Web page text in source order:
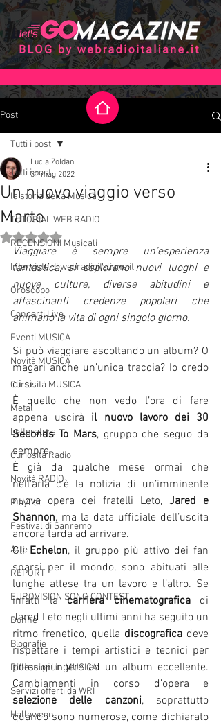
Post
Tutti i post
la storia della Musica
TUTORIAL WEB RADIO
RECENSIONI Musicali
Interviste di webradioitaliane.it
Oroscopo
Concerti Live
Eventi MUSICA
Novità MUSICA
Curiosità MUSICA
Metal
Letteratura
Curiosità Radio
Novità RADIO
Playlist
Festival di Sanremo
Arte
REPORT
EUROVISION SONG CONTEST
Donne
Biografie
Riflessioni in MUSICA
Servizi offerti da WRI
Halloween
Tutti i post
Un nuovo viaggio verso
Marte
Lucia Zoldan
31 mag 2022
Valutazione NaN stelle su 5.
Viaggiare è sempre un’esperienza
fantastica, si esplorano nuovi luoghi e
nuove culture, diverse abitudini e
affascinanti credenze popolari che
animano la vita di ogni singolo giorno.
Si può viaggiare ascoltando un album? O
magari anche un’unica traccia? Io credo
di sì.
È quello che non vedo l’ora di fare
appena uscirà il nuovo lavoro dei 30
Seconds To Mars, gruppo che seguo da
sempre.
È già da qualche mese ormai che
nell’aria c’è la notizia di un’imminente
nuova opera dei fratelli Leto, Jared e
Shannon, ma la data ufficiale dell’uscita
ancora tarda ad arrivare.
Gli Echelon, il gruppo più attivo dei fan
sparsi per il mondo, sono abituati alle
lunghe attese tra un lavoro e l’altro. Se
infatti la carriera cinematografica di
Jared Leto negli ultimi anni ha seguito un
ritmo frenetico, quella discografica deve
rispettare i tempi artistici e tecnici per
poter giungere ad un album eccellente.
selezione delle canzoni, soprattutto
quando sono numerose, come dichiarato